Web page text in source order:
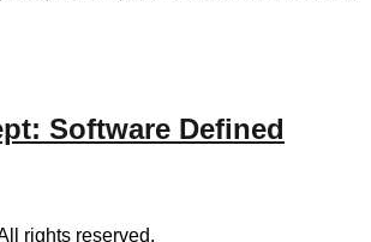
Software Defined
rights reserved.